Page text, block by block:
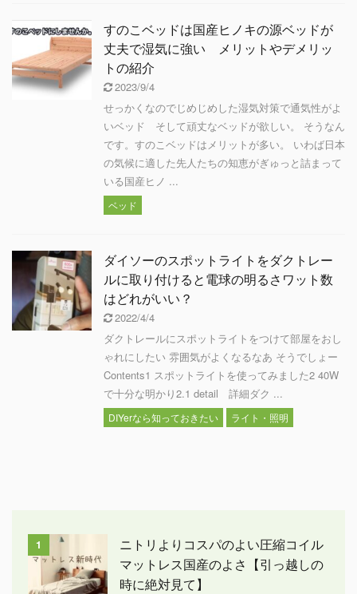
すのこベッドは国産ヒノキの源ベッドが
丈夫で湿気に強い メリットやデメリッ
トの紹介
2023/9/4
せっかくなのでじめじめした湿気対策で通気性がよ
いベッド そして頑丈なベッドが欲しい。 そうなん
です。すのこベッドはメリットが多い。 いわば日本
の気候に適した先人たちの知恵がぎゅっと詰まって
いる国産ヒノ ...
ベッド
ダイソーのスポットライトをダクトレー
ルに取り付けると電球の明るさワット数
はどれがいい？
2022/4/4
ダクトレールにスポットライトをつけて部屋をおし
ゃれにしたい 雰囲気がよくなるなあ そうでしょー
Contents1 スポットライトを使ってみました2 40W
で十分な明かり2.1 detail 詳細ダク ...
DIYerなら知っておきたい ライト・照明
1
ニトリよりコスパのよい圧縮コイル
マットレス国産のよさ【引っ越しの
時に絶対見て】